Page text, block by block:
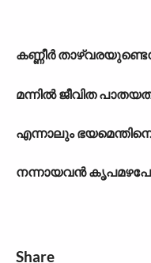
കണ്ണീർ
മന്നിൽ ജീവിത
എന്നാലും
നന്നായവൻ
Share